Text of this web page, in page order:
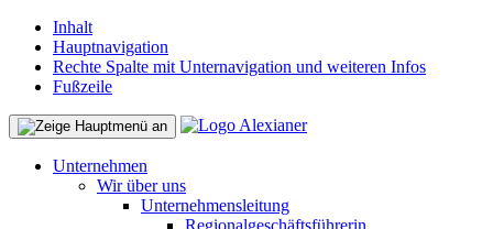
Inhalt
Hauptnavigation
Rechte Spalte mit Unternavigation und weiteren Infos
Fußzeile
Unternehmen
Wir über uns
Unternehmensleitung
Regionalgeschäftsführerin